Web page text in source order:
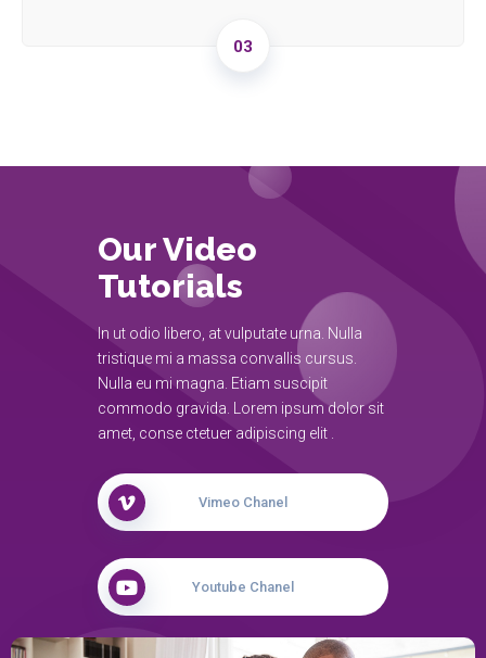
03
Our Video
Tutorials
In ut odio libero, at vulputate urna. Nulla
tristique mi a massa convallis cursus.
Nulla eu mi magna. Etiam suscipit
commodo gravida. Lorem ipsum dolor sit
amet, conse ctetuer adipiscing elit .
Vimeo Chanel
Youtube Chanel